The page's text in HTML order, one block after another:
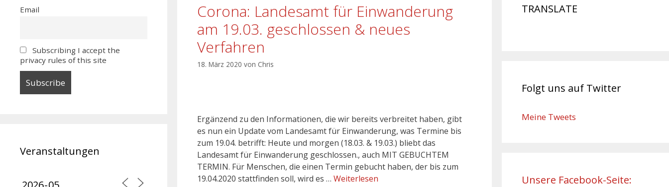
Corona: Landesamt für Einwanderung
am 19.03. geschlossen & neues
Verfahren
18. März 2020 von Chris
Ergänzend zu den Informationen, die wir bereits verbreitet haben, gibt
es nun ein Update vom Landesamt für Einwanderung, was Termine bis
zum 19.04. betrifft: Heute und morgen (18.03. & 19.03.) bliebt das
Landesamt für Einwanderung geschlossen., auch MIT GEBUCHTEM
TERMIN. Für Menschen, die einen Termin gebucht haben, der bis zum
19.04.2020 stattfinden soll, wird es … Weiterlesen
Email
Subscribing I accept the
privacy rules of this site
Veranstaltungen
TRANSLATE
Folgt uns auf Twitter
Meine Tweets
Unsere Facebook-Seite: